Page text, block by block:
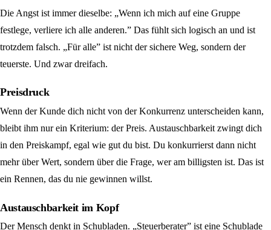
Die Angst ist immer dieselbe: „Wenn ich mich auf eine Gruppe
festlege, verliere ich alle anderen.” Das fühlt sich logisch an und ist
trotzdem falsch. „Für alle” ist nicht der sichere Weg, sondern der
teuerste. Und zwar dreifach.
Preisdruck
Wenn der Kunde dich nicht von der Konkurrenz unterscheiden kann,
bleibt ihm nur ein Kriterium: der Preis. Austauschbarkeit zwingt dich
in den Preiskampf, egal wie gut du bist. Du konkurrierst dann nicht
mehr über Wert, sondern über die Frage, wer am billigsten ist. Das ist
ein Rennen, das du nie gewinnen willst.
Austauschbarkeit im Kopf
Der Mensch denkt in Schubladen. „Steuerberater” ist eine Schublade